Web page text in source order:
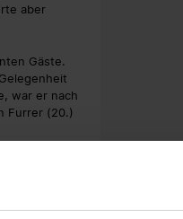
aber
Gäste.
war er nach
Furrer (20.)
aber immer
Enzo